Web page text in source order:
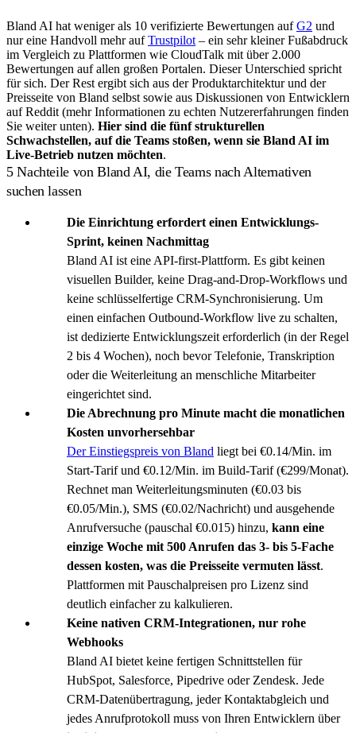
Bland AI hat weniger als 10 verifizierte Bewertungen aufG2 und
nur eine Handvoll mehr aufTrustpilot – ein sehr kleiner Fußabdruck
im Vergleich zu Plattformen wie CloudTalk mit über 2.000
Bewertungen auf allen großen Portalen. Dieser Unterschied spricht
für sich. Der Rest ergibt sich aus der Produktarchitektur und der
Preisseite von Bland selbst sowie aus Diskussionen von Entwicklern
auf Reddit (mehr Informationen zu echten Nutzererfahrungen finden
Sie weiter unten). Hier sind die fünf strukturellen
Schwachstellen, auf die Teams stoßen, wenn sie Bland AI im
Live-Betrieb nutzen möchten.
5 Nachteile von Bland AI, die Teams nach Alternativen
suchen lassen
Die Einrichtung erfordert einen Entwicklungs-
Sprint, keinen Nachmittag
Bland AI ist eine API-first-Plattform. Es gibt keinen
visuellen Builder, keine Drag-and-Drop-Workflows und
keine schlüsselfertige CRM-Synchronisierung. Um
einen einfachen Outbound-Workflow live zu schalten,
ist dedizierte Entwicklungszeit erforderlich (in der Regel
2 bis 4 Wochen), noch bevor Telefonie, Transkription
oder die Weiterleitung an menschliche Mitarbeiter
eingerichtet sind.
Die Abrechnung pro Minute macht die monatlichen
Kosten unvorhersehbar
Der Einstiegspreis von Bland liegt bei €0.14/Min. im
Start-Tarif und €0.12/Min. im Build-Tarif (€299/Monat).
Rechnet man Weiterleitungsminuten (€0.03 bis
€0.05/Min.), SMS (€0.02/Nachricht) und ausgehende
Anrufversuche (pauschal €0.015) hinzu, kann eine
einzige Woche mit 500 Anrufen das 3- bis 5-Fache
dessen kosten, was die Preisseite vermuten lässt.
Plattformen mit Pauschalpreisen pro Lizenz sind
deutlich einfacher zu kalkulieren.
Keine nativen CRM-Integrationen, nur rohe
Webhooks
Bland AI bietet keine fertigen Schnittstellen für
HubSpot, Salesforce, Pipedrive oder Zendesk. Jede
CRM-Datenübertragung, jeder Kontaktabgleich und
jedes Anrufprotokoll muss von Ihren Entwicklern über